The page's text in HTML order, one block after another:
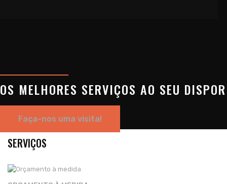
OS MELHORES SERVIÇOS AO SEU DISPOR
Faça-nos uma visita!
SERVIÇOS